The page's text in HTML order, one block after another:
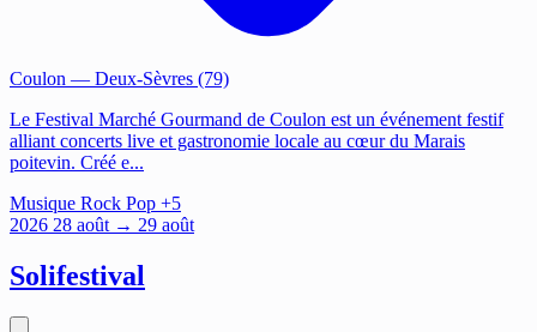
Coulon — Deux-Sèvres (79)
Le Festival Marché Gourmand de Coulon est un événement festif
alliant concerts live et gastronomie locale au cœur du Marais
poitevin. Créé e...
Musique Rock Pop +5
2026 28 août → 29 août
Solifestival